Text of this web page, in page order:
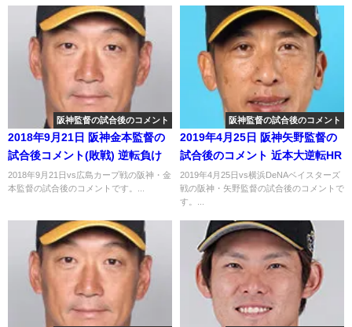
阪神監督の試合後のコメント
2018年9月21日 阪神金本監督の
試合後コメント(敗戦) 逆転負け
2018年9月21日vs広島カープ戦の阪神・金
本監督の試合後のコメントです。...
阪神監督の試合後のコメント
2019年4月25日 阪神矢野監督の
試合後のコメント 近本大逆転HR
2019年4月25日vs横浜DeNAベイスターズ
戦の阪神・矢野監督の試合後のコメントで
す。...